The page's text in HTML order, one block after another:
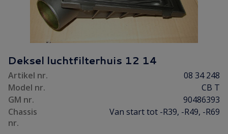
Deksel luchtfilterhuis 12 14
Artikel nr.
08 34 248
Model nr.
CB T
GM nr.
90486393
Chassis
nr.
Van start tot -R39, -R49, -R69